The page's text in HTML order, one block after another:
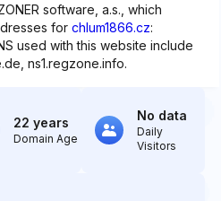
software, a.s., which
for chlum1866.cz:
used with this website include
ns1.regzone.info.
22 years
Domain Age
No data
Daily
Visitors